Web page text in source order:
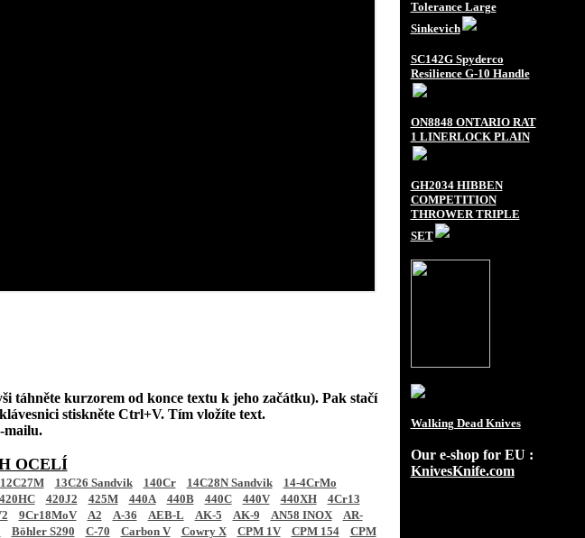
táhněte kurzorem od konce textu k jeho začátku). Pak stačí
stiskněte Ctrl+V. Tím vložíte text.
mailu.
OCELÍ
12C27M 13C26 Sandvik 140Cr 14C28N Sandvik
14-4CrMo
420HC 420J2 425M 440A 440B 440C 440V 440XH
4Cr13
9Cr18MoV A2 A-36 AEB-L AK-5 AK-9 AN58 INOX
AR-
Böhler S290 C-70 Carbon V Cowry X CPM 1V CPM 154
CPM
Tolerance Large
Sinkevich
SC142G Spyderco
Resilience G-10 Handle
ON8848 ONTARIO RAT
1 LINERLOCK PLAIN
GH2034 HIBBEN
COMPETITION
THROWER TRIPLE
SET
Walking Dead Knives
Our e-shop for EU :
KnivesKnife.com